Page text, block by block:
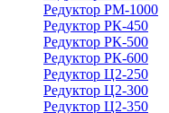
Редуктор РМ-1000
Редуктор РК-450
Редуктор РК-500
Редуктор РК-600
Редуктор Ц2-250
Редуктор Ц2-300
Редуктор Ц2-350